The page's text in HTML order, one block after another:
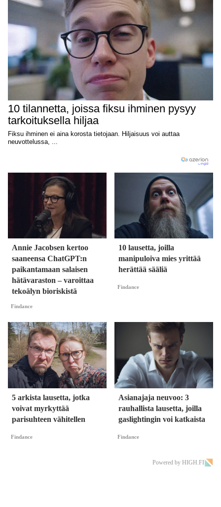
Annie Jacobsen kertoo
saaneensa ChatGPT:n
paikantamaan salaisen
hätävaraston – varoittaa
tekoälyn bioriskistä
Findance
10 lausetta, joilla
manipuloiva mies yrittää
herättää sääliä
Findance
5 arkista lausetta, jotka
voivat myrkyttää
parisuhteen vähitellen
Findance
Asianajaja neuvoo: 3
rauhallista lausetta, joilla
gaslightingin voi katkaista
Findance
Powered by HIGH.FI